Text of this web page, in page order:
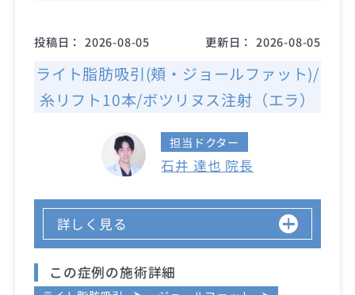
投稿日： 2026-08-05 更新日： 2026-08-05
ライト脂肪吸引(頬・ジョールファット)/
糸リフト10本/ボツリヌス注射（エラ）
担当ドクター
石井 達也 院長
詳しく見る
この症例の施術詳細